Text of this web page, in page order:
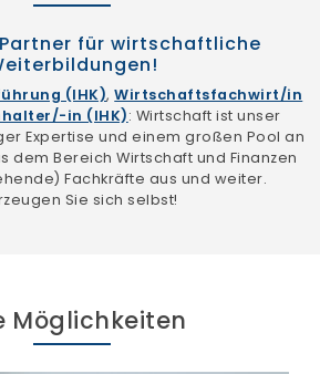
für wirtschaftliche
(IHK),Wirtschaftsfachwirt/in
in (IHK): Wirtschaft ist unser
Expertise und einem großen Pool an
dem Bereich Wirtschaft und Finanzen
Fachkräfte aus und weiter.
Sie sich selbst!
Möglichkeiten